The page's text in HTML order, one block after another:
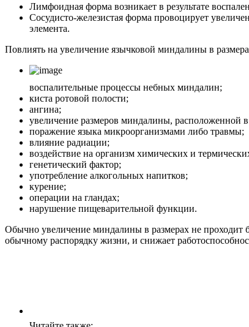
Лимфоидная форма возникает в результате
Сосудисто-железистая форма провоцирует
элемента.
Повлиять на увеличение язычковой миндалины в
воспалительные процессы небных миндалин;
киста ротовой полости;
ангина;
увеличение размеров миндалины, расположенной в
поражение языка микроорганизмами либо травмы;
влияние радиации;
воздействие на организм химических и
генетический фактор;
употребление алкогольных напитков;
курение;
операции на гландах;
нарушение пищеварительной функции.
Обычно увеличение миндалины в размерах не проходит
обычному распорядку жизни, и снижает